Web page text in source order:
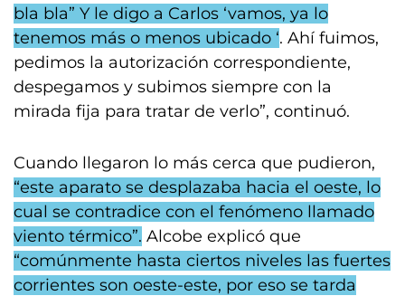
bla bla” Y le digo a Carlos ‘vamos, ya lo
tenemos más o menos ubicado ‘. Ahí fuimos,
pedimos la autorización correspondiente,
despegamos y subimos siempre con la
mirada fija para tratar de verlo”, continuó.
Cuando llegaron lo más cerca que pudieron,
“este aparato se desplazaba hacia el oeste, lo
cual se contradice con el fenómeno llamado
viento térmico”. Alcobe explicó que
“comúnmente hasta ciertos niveles las fuertes
corrientes son oeste-este, por eso se tarda